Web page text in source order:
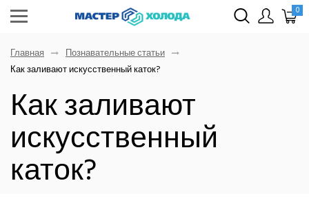
0
Главная
Познавательные статьи
Как заливают искусственный каток?
Как заливают
искусственный
каток?